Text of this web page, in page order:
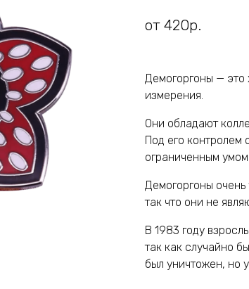
от 420р.
Демогоргоны — это
измерения.
Они обладают
Под его контролем
ограниченным умом.
Демогоргоны
так что они не
В 1983 году
так как случайно
был уничтожен, но